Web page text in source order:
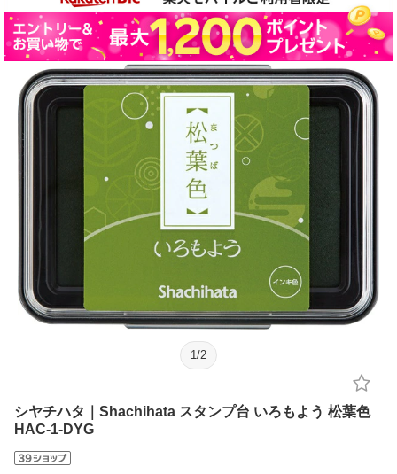
1 /2
シヤチハタ｜Shachihata スタンプ台 いろもよう 松葉色
HAC-1-DYG